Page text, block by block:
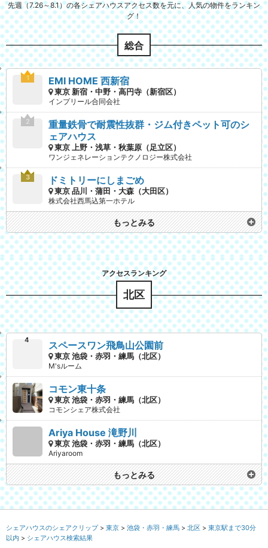
先週（7.26～8.1）の各シェアハウスアクセス数を元に、人気の物件をランキン
グ！
総合
EMI HOME 西新宿
東京 新宿・中野・高円寺（新宿区）
インプリール合同会社
重量鉄骨で耐震性抜群・ジム付きペット可のシ
ェアハウス
東京 上野・浅草・秋葉原（足立区）
ワンジェネレーションテクノロジー株式会社
ドミトリーにしまごめ
東京 品川・蒲田・大森（大田区）
株式会社西馬込第一ホテル
もっとみる
北区
スペースワン飛鳥山公園前
東京 池袋・赤羽・練馬（北区）
M'sルーム
コモン東十条
東京 池袋・赤羽・練馬（北区）
コモンシェア株式会社
Ariya House 滝野川
東京 池袋・赤羽・練馬（北区）
Ariyaroom
もっとみる
シェアハウスのシェアクリップ 東京 池袋・赤羽・練馬 北区
東京駅まで30分
以内
シェアハウス検索結果